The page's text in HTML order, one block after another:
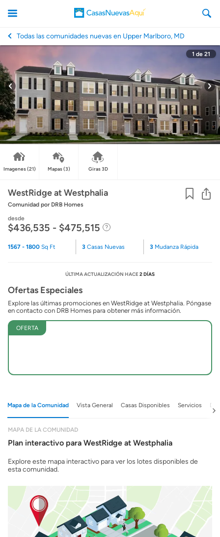
CasasNuevasAqui
Todas las comunidades nuevas en Upper Marlboro, MD
1 de 21
Imagenes(21) Mapas(3) Giras 3D
WestRidge at Westphalia
Comunidad por DRB Homes
desde
$436,535 - $475,515
1567 - 1800 Sq Ft 3Casas Nuevas 3 Mudanza Rápida
ÚLTIMA ACTUALIZACIÓN HACE2 DÍAS
Ofertas Especiales
Explore las últimas promociones en WestRidge at Westphalia. Póngase
en contacto con DRB Homes para obtener más información.
OFERTA
Mapa de la Comunidad Vista General Casas Disponibles Servicios
MAPA DE LA COMUNIDAD
Plan interactivo para WestRidge at Westphalia
Explore este mapa interactivo para ver los lotes disponibles de
esta comunidad.